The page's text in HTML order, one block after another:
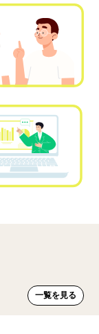
一覧を見る